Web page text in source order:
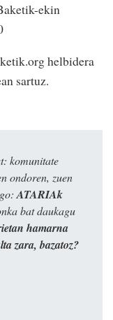
ekin
helbidera
sartuz.
komunitate
ondoren, zuen
ATARIAk
bat daukagu
hamarna
zara, bazatoz?